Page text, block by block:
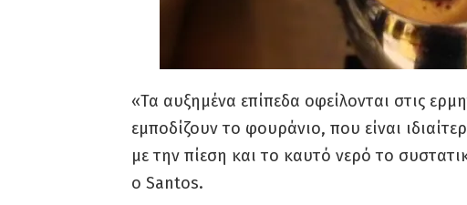
«Τα αυξημένα επίπεδα οφείλονται στις
εμποδίζουν το φουράνιο, που είναι
με την πίεση και το καυτό νερό το
ο Santos.